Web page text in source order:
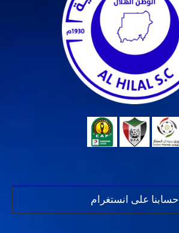
حسابنا على انستغرام